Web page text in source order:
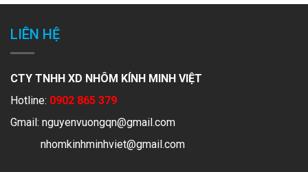
LIÊN HỆ
CTY TNHH XD NHÔM KÍNH MINH VIỆT
Hotline: 0902 865 379
Gmail: nguyenvuongqn@gmail.com
nhomkinhminhviet@gmail.com